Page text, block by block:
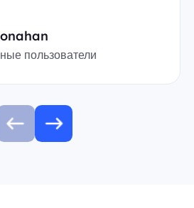
пользователи